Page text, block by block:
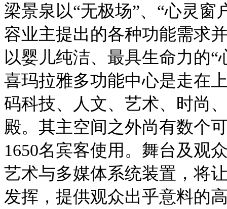
梁景泉以“无极场”、“心灵
容业主提出的各种功能需求
以婴儿纯洁、最具生命力的
喜玛拉雅多功能中心是走在
码科技、人文、艺术、时尚
殿。其主空间之外尚有数个
1650名宾客使用。舞台及观
艺术与多媒体系统装置，将
发挥，提供观众出乎意料的